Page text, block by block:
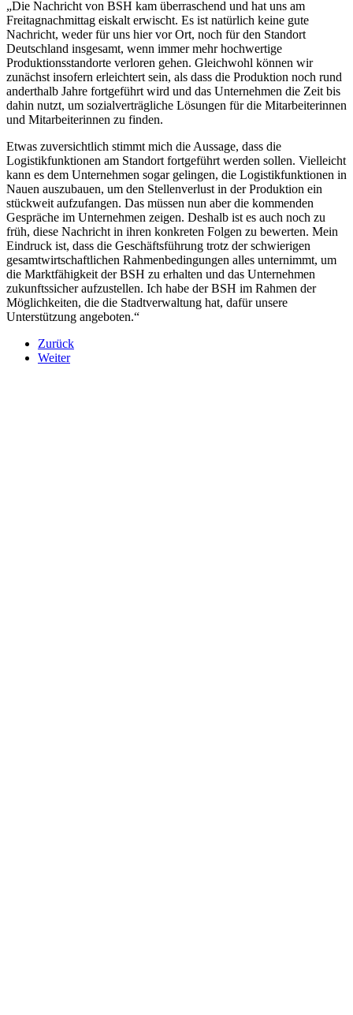
„Die Nachricht von BSH kam überraschend und hat uns am
Freitagnachmittag eiskalt erwischt. Es ist natürlich keine gute
Nachricht, weder für uns hier vor Ort, noch für den Standort
Deutschland insgesamt, wenn immer mehr hochwertige
Produktionsstandorte verloren gehen. Gleichwohl können wir
zunächst insofern erleichtert sein, als dass die Produktion noch rund
anderthalb Jahre fortgeführt wird und das Unternehmen die Zeit bis
dahin nutzt, um sozialverträgliche Lösungen für die Mitarbeiterinnen
und Mitarbeiterinnen zu finden.
Etwas zuversichtlich stimmt mich die Aussage, dass die
Logistikfunktionen am Standort fortgeführt werden sollen. Vielleicht
kann es dem Unternehmen sogar gelingen, die Logistikfunktionen in
Nauen auszubauen, um den Stellenverlust in der Produktion ein
stückweit aufzufangen. Das müssen nun aber die kommenden
Gespräche im Unternehmen zeigen. Deshalb ist es auch noch zu
früh, diese Nachricht in ihren konkreten Folgen zu bewerten. Mein
Eindruck ist, dass die Geschäftsführung trotz der schwierigen
gesamtwirtschaftlichen Rahmenbedingungen alles unternimmt, um
die Marktfähigkeit der BSH zu erhalten und das Unternehmen
zukunftssicher aufzustellen. Ich habe der BSH im Rahmen der
Möglichkeiten, die die Stadtverwaltung hat, dafür unsere
Unterstützung angeboten.“
Zurück
Weiter